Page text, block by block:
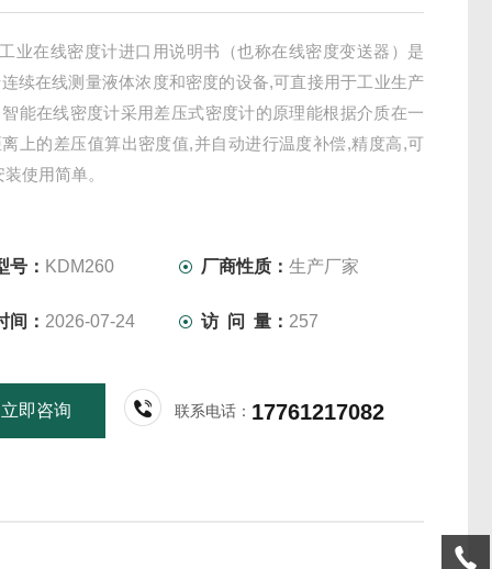
业在线密度计进口用说明书（也称在线密度变送器）是
续在线测量液体浓度和密度的设备,可直接用于工业生产
能在线密度计采用差压式密度计的原理能根据介质在一
上的差压值算出密度值,并自动进行温度补偿,精度高,可
使用简单。
号： KDM260 厂商性质：生产厂家
间： 2026-07-24 访 问 量： 257
立即咨询 联系电话： 17761217082